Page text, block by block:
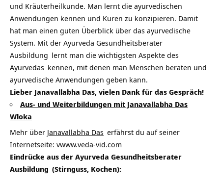
und Kräuterheilkunde. Man lernt die ayurvedischen
Anwendungen kennen und Kuren zu konzipieren. Damit
hat man einen guten Überblick über das ayurvedische
System. Mit der Ayurveda Gesundheitsberater
Ausbildung lernt man die wichtigsten Aspekte des
Ayurvedas kennen, mit denen man Menschen beraten und
ayurvedische Anwendungen geben kann.
Lieber Janavallabha Das, vielen Dank für das Gespräch!
Aus- und Weiterbildungen mit Janavallabha Das
Wloka
Mehr über Janavallabha Das erfährst du auf seiner
Internetseite: vwww.veda-vid.com
Eindrücke aus der Ayurveda Gesundheitsberater
Ausbildung (Stirnguss, Kochen):